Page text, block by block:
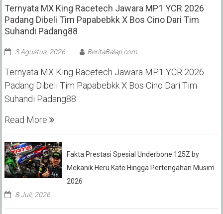
Ternyata MX King Racetech Jawara MP1 YCR 2026
Padang Dibeli Tim Papabebkk X Bos Cino Dari Tim
Suhandi Padang88
3 Agustus, 2026 BeritaBalap.com
Ternyata MX King Racetech Jawara MP1 YCR 2026
Padang Dibeli Tim Papabebkk X Bos Cino Dari Tim
Suhandi Padang88
Read More
Fakta Prestasi Spesial Underbone 125Z by
Mekanik Heru Kate Hingga Pertengahan Musim
2026
8 Juli, 2026